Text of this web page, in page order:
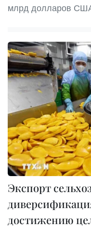
млрд долларов
Экспорт
достижению